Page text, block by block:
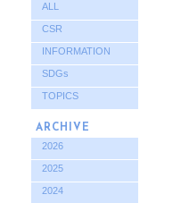
ALL
CSR
INFORMATION
SDGs
TOPICS
ARCHIVE
2026
2025
2024